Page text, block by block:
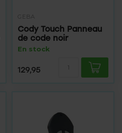
GEBA
Cody Touch Panneau
de code noir
En stock
129,95